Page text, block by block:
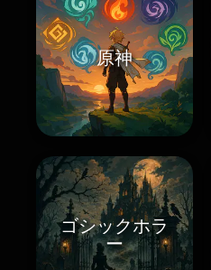
原神
ゴシックホラ
ー